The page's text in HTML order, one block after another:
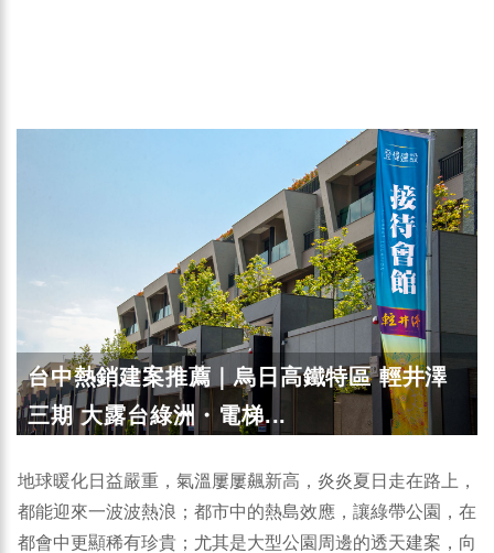
台中熱銷建案推薦｜烏日高鐵特區 輕井澤
三期 大露台綠洲・電梯...
地球暖化日益嚴重，氣溫屢屢飆新高，炎炎夏日走在路上，
都能迎來一波波熱浪；都市中的熱島效應，讓綠帶公園，在
都會中更顯稀有珍貴；尤其是大型公園周邊的透天建案，向